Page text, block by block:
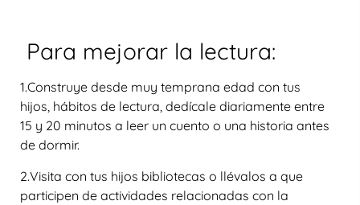
Para mejorar la lectura:
1.Construye desde muy temprana edad con tus
hijos, hábitos de lectura, dedícale diariamente entre
15 y 20 minutos a leer un cuento o una historia antes
de dormir.
2.Visita con tus hijos bibliotecas o llévalos a que
participen de actividades relacionadas con la